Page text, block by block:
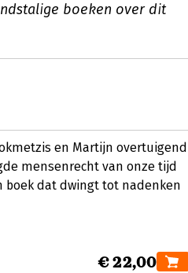
boeken over dit
en Martijn overtuigend
mensenrecht van onze tijd
boek dat dwingt tot nadenken
€ 22,00